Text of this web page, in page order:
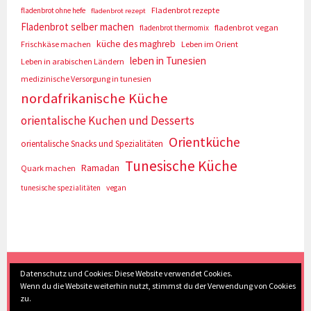
fladenbrot ohne hefe
fladenbrot rezept Fladenbrot rezepte
Fladenbrot selber machen fladenbrot thermomix fladenbrot vegan
Frischkäse machen
küche des maghreb
Leben im Orient
Leben in arabischen Ländern
leben in Tunesien
medizinische Versorgung in tunesien
nordafrikanische Küche
orientalische Kuchen und Desserts
orientalische Snacks und Spezialitäten Orientküche
Quark machen Ramadan Tunesische Küche
tunesische spezialitäten vegan
(c) Eva Seyberth|Home|Impressum/Datenschutz
Inhaltsverzeichnis|Kontakt|Nach Oben
Datenschutz und Cookies: Diese Website verwendet Cookies.
Wenn du die Website weiterhin nutzt, stimmst du der Verwendung von Cookies
zu.